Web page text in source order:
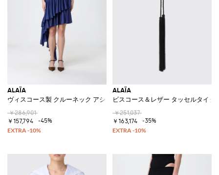
ALAÏA
ヴィスコース製 クルーネック アシンメトリーニットトップ
￥286,901
￥157,794
-45%
ALAÏA
ビスコース＆レザー タッセルタイ
￥251,037
￥163,174
-35%